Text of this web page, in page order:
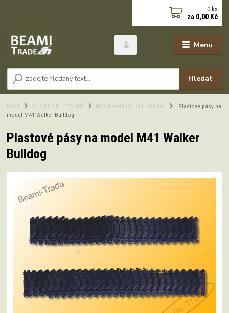
Menu
Hledat
0 ks
za 0,00 Kč
Úvod 1:16 DÍLY DLE TANKŮ M26 Pershing / M41 Walker
Plastové pásy na
model M41 Walker Bulldog
Plastové pásy na model M41 Walker
Bulldog